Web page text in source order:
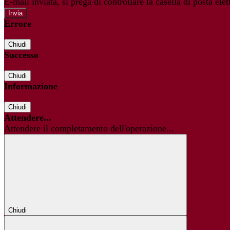
Errore
Chiudi
Successo
Chiudi
Informazione
Chiudi
Attendere...
Attendere il completamento dell'operazione...
Chiudi